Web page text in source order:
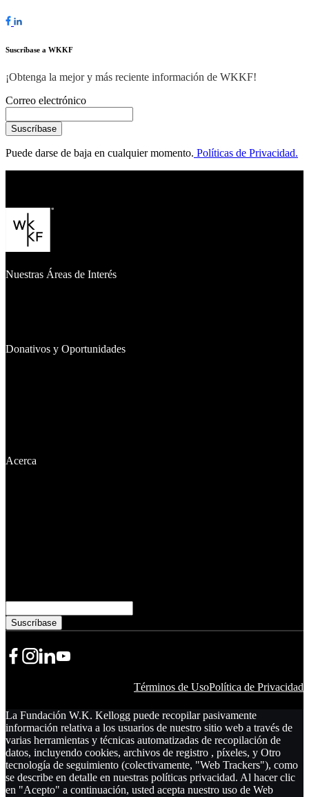
Suscríbase a WKKF
¡Obtenga la mejor y más reciente información de WKKF!
Correo electrónico
Puede darse de baja en cualquier momento. Políticas de Privacidad.
Nuestras Áreas de Interés
Donativos y Oportunidades
Acerca
Ícono de Compartir Ícono de Compartir Ícono de Compartir YouTube
Términos de UsoPolítica de Privacidad
La Fundación W.K. Kellogg puede recopilar pasivamente
información relativa a los usuarios de nuestro sitio web a través de
varias herramientas y técnicas automatizadas de recopilación de
datos, incluyendo cookies, archivos de registro , píxeles, y Otro
tecnología de seguimiento (colectivamente, "Web Trackers"), como
se describe en detalle en nuestras políticas privacidad. Al hacer clic
en "Acepto" a continuación, usted acepta nuestro uso de Web